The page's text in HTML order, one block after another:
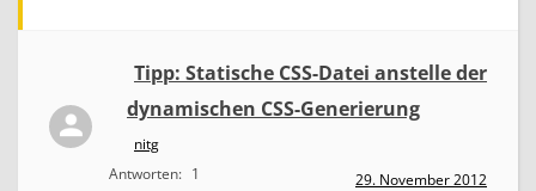
Tipp: Statische CSS-Datei anstelle der
dynamischen CSS-Generierung
nitg
Antworten: 1 29. November 2012